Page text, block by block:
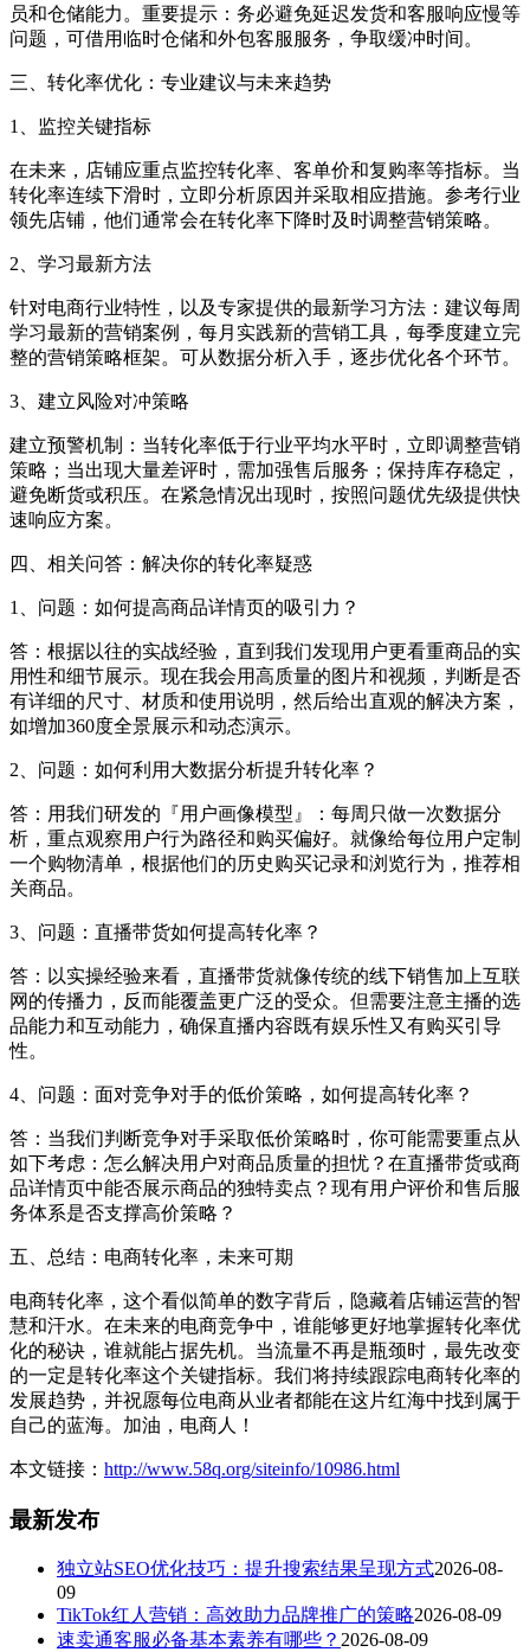
员和仓储能力。重要提示：务必避免延迟发货和客服响应慢等
问题，可借用临时仓储和外包客服服务，争取缓冲时间。
三、转化率优化：专业建议与未来趋势
1、监控关键指标
在未来，店铺应重点监控转化率、客单价和复购率等指标。当
转化率连续下滑时，立即分析原因并采取相应措施。参考行业
领先店铺，他们通常会在转化率下降时及时调整营销策略。
2、学习最新方法
针对电商行业特性，以及专家提供的最新学习方法：建议每周
学习最新的营销案例，每月实践新的营销工具，每季度建立完
整的营销策略框架。可从数据分析入手，逐步优化各个环节。
3、建立风险对冲策略
建立预警机制：当转化率低于行业平均水平时，立即调整营销
策略；当出现大量差评时，需加强售后服务；保持库存稳定，
避免断货或积压。在紧急情况出现时，按照问题优先级提供快
速响应方案。
四、相关问答：解决你的转化率疑惑
1、问题：如何提高商品详情页的吸引力？
答：根据以往的实战经验，直到我们发现用户更看重商品的实
用性和细节展示。现在我会用高质量的图片和视频，判断是否
有详细的尺寸、材质和使用说明，然后给出直观的解决方案，
如增加360度全景展示和动态演示。
2、问题：如何利用大数据分析提升转化率？
答：用我们研发的『用户画像模型』：每周只做一次数据分
析，重点观察用户行为路径和购买偏好。就像给每位用户定制
一个购物清单，根据他们的历史购买记录和浏览行为，推荐相
关商品。
3、问题：直播带货如何提高转化率？
答：以实操经验来看，直播带货就像传统的线下销售加上互联
网的传播力，反而能覆盖更广泛的受众。但需要注意主播的选
品能力和互动能力，确保直播内容既有娱乐性又有购买引导
性。
4、问题：面对竞争对手的低价策略，如何提高转化率？
答：当我们判断竞争对手采取低价策略时，你可能需要重点从
如下考虑：怎么解决用户对商品质量的担忧？在直播带货或商
品详情页中能否展示商品的独特卖点？现有用户评价和售后服
务体系是否支撑高价策略？
五、总结：电商转化率，未来可期
电商转化率，这个看似简单的数字背后，隐藏着店铺运营的智
慧和汗水。在未来的电商竞争中，谁能够更好地掌握转化率优
化的秘诀，谁就能占据先机。当流量不再是瓶颈时，最先改变
的一定是转化率这个关键指标。我们将持续跟踪电商转化率的
发展趋势，并祝愿每位电商从业者都能在这片红海中找到属于
自己的蓝海。加油，电商人！
本文链接： http://www.58q.org/siteinfo/10986.html
最新发布
独立站SEO优化技巧：提升搜索结果呈现方式2026-08-
09
TikTok红人营销：高效助力品牌推广的策略2026-08-09
速卖通客服必备基本素养有哪些？ 2026-08-09